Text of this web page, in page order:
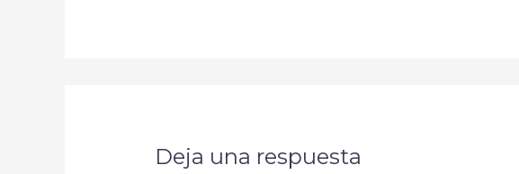
Deja una respuesta